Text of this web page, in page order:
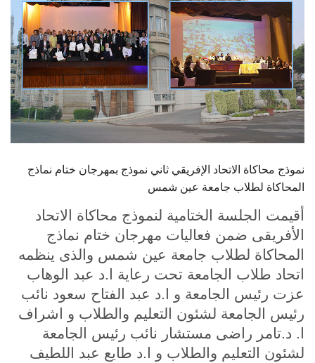
هيئة التدريس
الدراسات العليا
الخريجين
الزائـرون
سجل الان
نموذج محاكاة الاتحاد الإفريقي ثاني نموذج بمهرجان ختام نماذج
المحاكاة لطلاب جامعة عين شمس
أقيمت الجلسة الختامية لنموذج محاكاة الاتحاد
الأفريقى ضمن فعاليات مهرجان ختام نماذج
المحاكاة لطلاب جامعة عين شمس والذى ينظمه
اتحاد طلاب الجامعة تحت رعاية ا.د عبد الوهاب
عزت رئيس الجامعة و ا.د عبد الفتاح سعود نائب
رئيس الجامعة لشئون التعليم والطلاب و اشراف
ا. د.تامر راضى مستشار نائب رئيس الجامعة
لشئون التعليم والطلاب و ا.د طايع عبد اللطيف